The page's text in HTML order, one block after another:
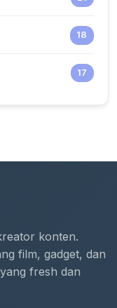
18
17
konten.
film, gadget, dan
fresh dan